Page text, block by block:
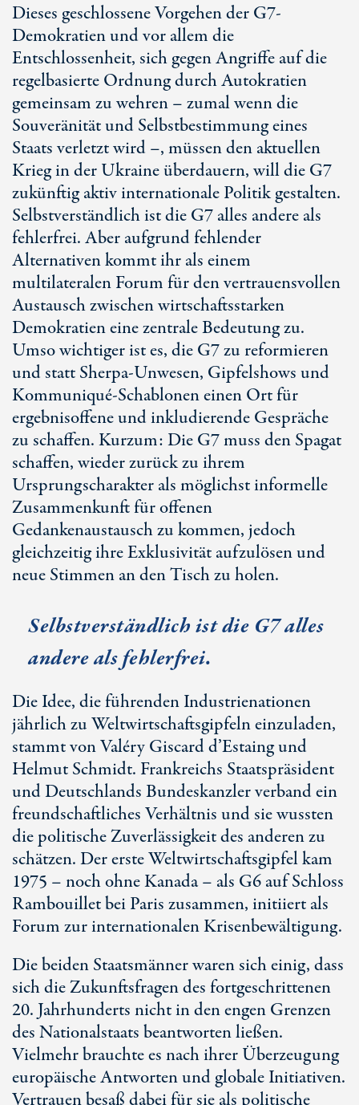
Dieses geschlossene Vorgehen der G7-
Demokratien und vor allem die
Entschlossenheit, sich gegen Angriffe auf die
regelbasierte Ordnung durch Autokratien
gemeinsam zu wehren – zumal wenn die
Souveränität und Selbstbestimmung eines
Staats verletzt wird –, müssen den aktuellen
Krieg in der Ukraine überdauern, will die G7
zukünftig aktiv internationale Politik gestalten.
Selbstverständlich ist die G7 alles andere als
fehlerfrei. Aber aufgrund fehlender
Alternativen kommt ihr als einem
multilateralen Forum für den vertrauensvollen
Austausch zwischen wirtschaftsstarken
Demokratien eine zentrale Bedeutung zu.
Umso wichtiger ist es, die G7 zu reformieren
und statt Sherpa-Unwesen, Gipfelshows und
Kommuniqué-Schablonen einen Ort für
ergebnisoffene und inkludierende Gespräche
zu schaffen. Kurzum: Die G7 muss den Spagat
schaffen, wieder zurück zu ihrem
Ursprungscharakter als möglichst informelle
Zusammenkunft für offenen
Gedankenaustausch zu kommen, jedoch
gleichzeitig ihre Exklusivität aufzulösen und
neue Stimmen an den Tisch zu holen.
Selbstverständlich ist die G7 alles
andere als fehlerfrei.
Die Idee, die führenden Industrienationen
jährlich zu Weltwirtschaftsgipfeln einzuladen,
stammt von Valéry Giscard d’Estaing und
Helmut Schmidt. Frankreichs Staatspräsident
und Deutschlands Bundeskanzler verband ein
freundschaftliches Verhältnis und sie wussten
die politische Zuverlässigkeit des anderen zu
schätzen. Der erste Weltwirtschaftsgipfel kam
1975 – noch ohne Kanada – als G6 auf Schloss
Rambouillet bei Paris zusammen, initiiert als
Forum zur internationalen Krisenbewältigung.
Die beiden Staatsmänner waren sich einig, dass
sich die Zukunftsfragen des fortgeschrittenen
20. Jahrhunderts nicht in den engen Grenzen
des Nationalstaats beantworten ließen.
Vielmehr brauchte es nach ihrer Überzeugung
europäische Antworten und globale Initiativen.